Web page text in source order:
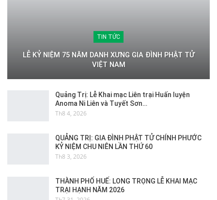
TIN TỨC
LỄ KỶ NIỆM 75 NĂM DANH XƯNG GIA ĐÌNH PHẬT TỬ
VIỆT NAM
Quảng Trị: Lễ Khai mạc Liên trại Huấn luyện
Anoma Ni Liên và Tuyết Sơn…
Th8 4, 2026
QUẢNG TRỊ: GIA ĐÌNH PHẬT TỬ CHÍNH PHƯỚC
KỶ NIỆM CHU NIÊN LẦN THỨ 60
Th8 3, 2026
THÀNH PHỐ HUẾ: LONG TRỌNG LỄ KHAI MẠC
TRẠI HẠNH NĂM 2026